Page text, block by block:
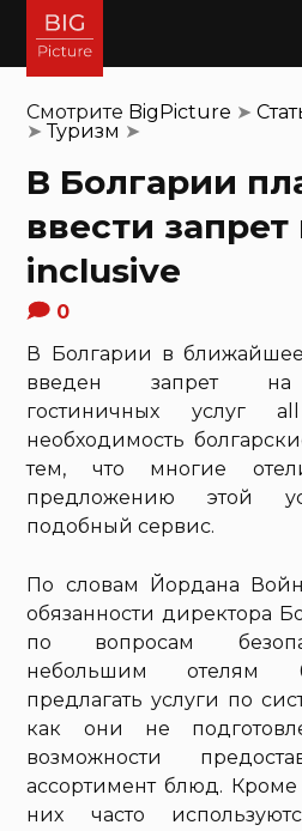
Смотрите BigPicture ➤
➤Туризм ➤
В Болгарии
ввести запрет
inclusive
0
В Болгарии в
введен запрет на
гостиничных услуг
необходимость
тем, что многие
предложению этой
подобный сервис.
По словам Йордана
обязанности директора
по вопросам
небольшим отелям
предлагать услуги по
как они не
возможности
ассортимент блюд. Кроме
них часто